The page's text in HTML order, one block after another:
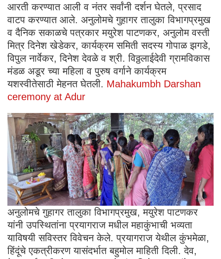
आरती करण्यात आली व नंतर सर्वांनी दर्शन घेतले, प्रसाद
वाटप करण्यात आले. अनुलोमचे गुहागर तालुका विभागप्रमुख
व दैनिक सकाळचे पत्रकार मयुरेश पाटणकर, अनुलोम वस्ती
मित्र दिनेश खेडेकर, कार्यक्रम समिती सदस्य गोपाळ झगडे,
विपुल नार्वेकर, दिनेश देवळे व श्री. विठ्ठलाईदेवी ग्रामविकास
मंडळ अडूर च्या महिला व पुरुष वर्गाने कार्यक्रम
यशस्वीतेसाठी मेहनत घेतली. Mahakumbh Darshan
ceremony at Adur
अनुलोमचे गुहागर तालुका विभागप्रमुख, मयुरेश पाटणकर
यांनी उपस्थितांना प्रयागराज मधील महाकुंभाची भव्यता
याविषयी सविस्तर विवेचन केले. प्रयागराज येथील कुंभमेळा,
हिंदूंचे एकत्रीकरण यासंदर्भात बहुमोल माहिती दिली. देव,